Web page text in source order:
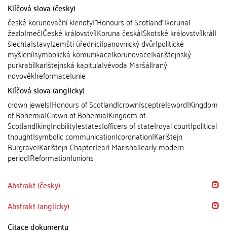
Klíčová slova (česky)
české korunovační klenoty|"Honours of Scotland"|koruna|
žezlo|meč|České království|Koruna česká|Skotské království|král|
šlechta|stavy|zemští úředníci|panovnický dvůr|politické
myšlení|symbolická komunikace|korunovace|karlštejnský
purkrabí|karlštejnská kapitula|vévoda Maršál|raný
novověk|reformace|unie
Klíčová slova (anglicky)
crown jewels|Honours of Scotland|crown|sceptre|sword|Kingdom
of Bohemia|Crown of Bohemia|Kingdom of
Scotland|king|nobility|estates|officers of state|royal court|political
thought|symbolic communication|coronation|Karlštejn
Burgrave|Karlštejn Chapter|earl Marishal|early modern
period|Reformation|unions
Abstrakt (česky)
Abstrakt (anglicky)
Citace dokumentu